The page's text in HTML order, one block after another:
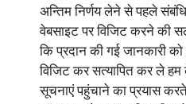
अन्तिम निर्णय लेने से पहले
वेबसाइट पर विजिट करने की
कि प्रदान की गई जानकारी
विजिट कर सत्यापित कर ले
सूचनाएं पहुंचाने का प्रयास